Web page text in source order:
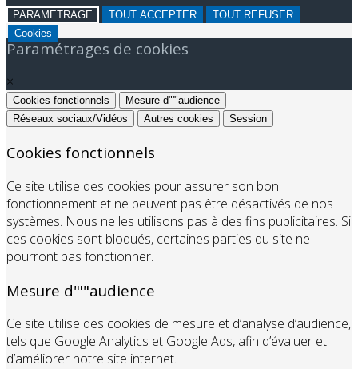
PARAMETRAGE TOUT ACCEPTER
TOUT REFUSER
Cookies
Paramétrages de cookies
×
Cookies fonctionnels
Mesure d"'"audience
Réseaux sociaux/Vidéos
Autres cookies Session
Cookies fonctionnels
Ce site utilise des cookies pour assurer son bon
fonctionnement et ne peuvent pas être désactivés de nos
systèmes. Nous ne les utilisons pas à des fins publicitaires. Si
ces cookies sont bloqués, certaines parties du site ne
pourront pas fonctionner.
Mesure d"'"audience
Ce site utilise des cookies de mesure et d’analyse d’audience,
tels que Google Analytics et Google Ads, afin d’évaluer et
d’améliorer notre site internet.